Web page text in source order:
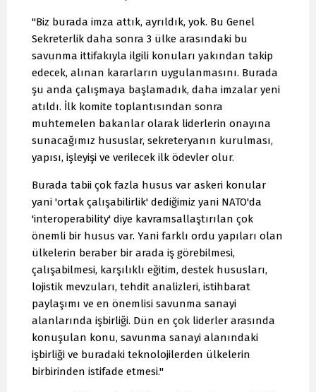
"Biz burada imza attık, ayrıldık, yok. Bu Genel
Sekreterlik daha sonra 3 ülke arasındaki bu
savunma ittifakıyla ilgili konuları yakından takip
edecek, alınan kararların uygulanmasını. Burada
şu anda çalışmaya başlamadık, daha imzalar yeni
atıldı. İlk komite toplantısından sonra
muhtemelen bakanlar olarak liderlerin onayına
sunacağımız hususlar, sekreteryanın kurulması,
yapısı, işleyişi ve verilecek ilk ödevler olur.
Burada tabii çok fazla husus var askeri konular
yani 'ortak çalışabilirlik' dediğimiz yani NATO'da
'interoperability' diye kavramsallaştırılan çok
önemli bir husus var. Yani farklı ordu yapıları olan
ülkelerin beraber bir arada iş görebilmesi,
çalışabilmesi, karşılıklı eğitim, destek hususları,
lojistik mevzuları, tehdit analizleri, istihbarat
paylaşımı ve en önemlisi savunma sanayi
alanlarında işbirliği. Dün en çok liderler arasında
konuşulan konu, savunma sanayi alanındaki
işbirliği ve buradaki teknolojilerden ülkelerin
birbirinden istifade etmesi."